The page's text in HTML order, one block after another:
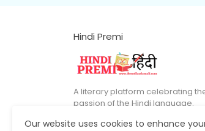
Hindi Premi
A literary platform celebrating
passion of the Hindi language.
Our website uses cookies to enhance